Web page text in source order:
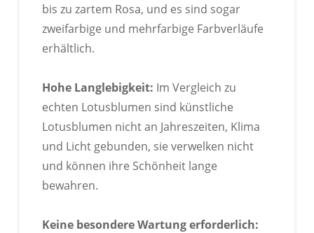
bis zu zartem Rosa, und es sind sogar
zweifarbige und mehrfarbige Farbverläufe
erhältlich.
Hohe Langlebigkeit: Im Vergleich zu
echten Lotusblumen sind künstliche
Lotusblumen nicht an Jahreszeiten, Klima
und Licht gebunden, sie verwelken nicht
und können ihre Schönheit lange
bewahren.
Keine besondere Wartung erforderlich:
OEM